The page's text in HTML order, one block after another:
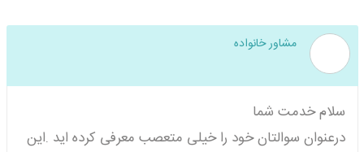
مشاور خانواده
سلام خدمت شما
درعنوان سوالتان خود را خیلی متعصب معرفی کرده اید .این